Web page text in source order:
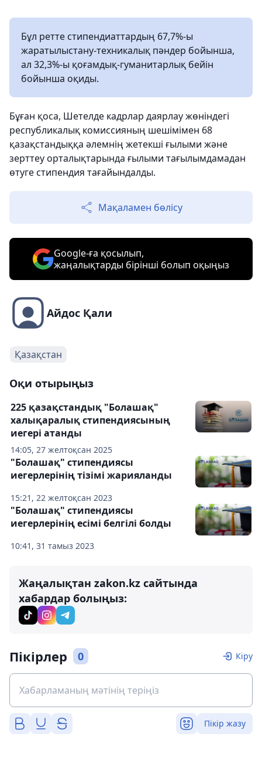
Бұл ретте стипендиаттардың 67,7%-ы
жаратылыстану-техникалық пәндер бойынша,
ал 32,3%-ы қоғамдық-гуманитарлық бейін
бойынша оқиды.
Бұған қоса, Шетелде кадрлар даярлау жөніндегі
республикалық комиссияның шешімімен 68
қазақстандыққа әлемнің жетекші ғылыми және
зерттеу орталықтарында ғылыми тағылымдамадан
өтуге стипендия тағайындалды.
Мақаламен бөлісу
Google-ға қосылып,
жаңалықтарды бірінші болып оқыңыз
Айдос Қали
Қазақстан
Оқи отырыңыз
14:05, 27 желтоқсан 2025
225 қазақстандық "Болашақ"
халықаралық стипендиясының
иегері атанды
15:21, 22 желтоқсан 2023
"Болашақ" стипендиясы
иегерлерінің тізімі жарияланды
10:41, 31 тамыз 2023
"Болашақ" стипендиясы
иегерлерінің есімі белгілі болды
Жаңалықтан zakon.kz сайтында
хабардар болыңыз:
Пікірлер 0 Кіру
Пікір жазу